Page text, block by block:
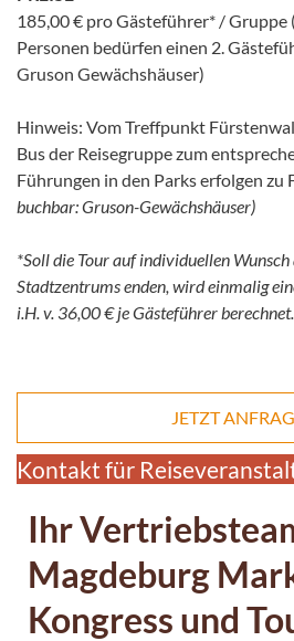
185,00 € pro Gästeführer* / Gruppe
Personen bedürfen einen 2.
Gruson Gewächshäuser)
Hinweis: Vom Treffpunkt
Bus der Reisegruppe zum
Führungen in den Parks erfolgen zu
buchbar: Gruson-Gewächshäuser)
*Soll die Tour auf individuellen
Stadtzentrums enden, wird einmalig
i.H. v. 36,00 € je Gästeführer berechnet.
JETZT
Kontakt für
Ihr
Magdeburg
Kongress und